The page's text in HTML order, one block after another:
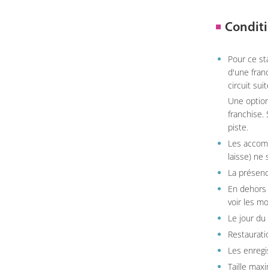
Pour ce
d'une
circuit
Une
franchise.
piste.
Les
laisse) ne
La
En
voir les
Le jour
Les
Taille